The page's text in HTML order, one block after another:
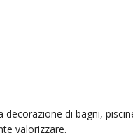
di bagni,
valorizzare.